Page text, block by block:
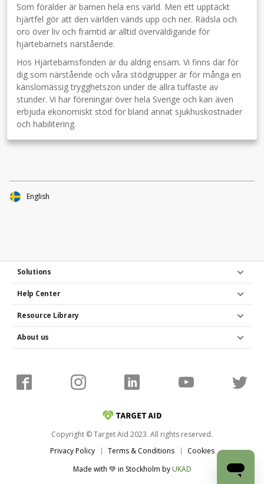
Som förälder är barnen hela ens värld. Men ett upptäckt
hjärtfel gör att den världen vänds upp och ner. Rädsla och
oro över liv och framtid är alltid överväldigande för
hjärtebarnets närstående.
Hos Hjärtebarnsfonden är du aldrig ensam. Vi finns där för
dig som närstående och våra stödgrupper är för många en
känslomässig trygghetszon under de allra tuffaste av
stunder. Vi har föreningar över hela Sverige och kan även
erbjuda ekonomiskt stöd för bland annat sjukhuskostnader
och habilitering.
Solutions
Help Center
Resource Library
About us
Copyright © Target Aid 2023. All rights reserved.
Privacy Policy
Terms & Conditions
Cookies
Made with 💚 in Stockholm by UKAD
English